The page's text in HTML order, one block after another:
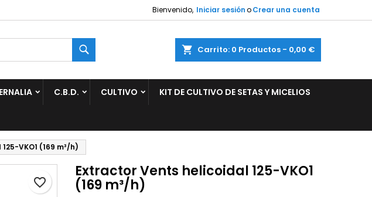
Bienvenido, Iniciar sesiónoCrear una cuenta
Carrito 0 Productos - 0,00 €
C.B.D. CULTIVO KIT DE CULTIVO DE SETAS Y MICELIOS
VKO1 (169 m³/h)
Extractor Vents helicoidal 125-VKO1
(169 m³/h)
favorite_border
Crear lista de deseos
en su lista de deseos.